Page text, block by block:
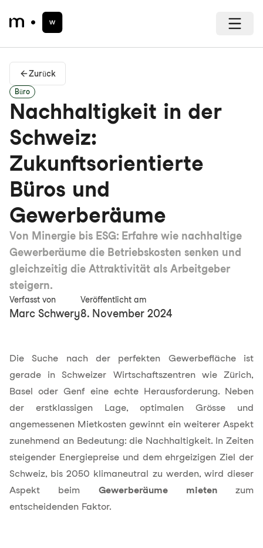
Zurück
Büro
Nachhaltigkeit in der
Schweiz:
Zukunftsorientierte
Büros und
Gewerberäume
Von Minergie bis ESG: Erfahre wie nachhaltige
Gewerberäume die Betriebskosten senken und
gleichzeitig die Attraktivität als Arbeitgeber
steigern.
Verfasst von
Marc Schwery
Veröffentlicht am
8. November 2024
Die Suche nach der perfekten Gewerbefläche ist
gerade in Schweizer Wirtschaftszentren wie Zürich,
Basel oderGenfeine echte Herausforderung. Neben
der erstklassigen Lage, optimalen Grösse und
angemessenen Mietkosten gewinnt ein weiterer Aspekt
zunehmend an Bedeutung: die Nachhaltigkeit. In Zeiten
steigender Energiepreise und dem ehrgeizigen Ziel der
Schweiz, bis 2050 klimaneutral zu werden, wird dieser
Aspekt beim Gewerberäume mietenzum
entscheidenden Faktor.